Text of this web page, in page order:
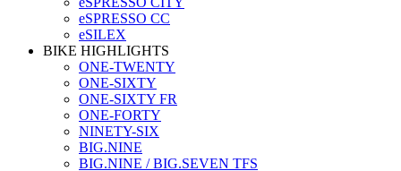
eSPRESSO CC
eSILEX
BIKE HIGHLIGHTS
ONE-TWENTY
ONE-SIXTY
ONE-SIXTY FR
ONE-FORTY
NINETY-SIX
BIG.NINE
BIG.NINE / BIG.SEVEN TFS